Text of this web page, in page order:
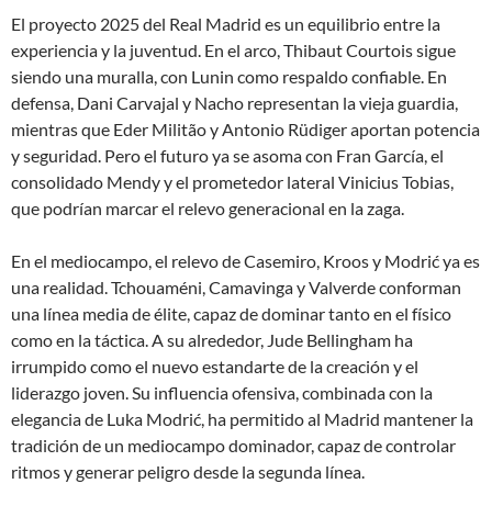
El proyecto 2025 del Real Madrid es un equilibrio entre la
experiencia y la juventud. En el arco, Thibaut Courtois sigue
siendo una muralla, con Lunin como respaldo confiable. En
defensa, Dani Carvajal y Nacho representan la vieja guardia,
mientras que Eder Militão y Antonio Rüdiger aportan potencia
y seguridad. Pero el futuro ya se asoma con Fran García, el
consolidado Mendy y el prometedor lateral Vinicius Tobias,
que podrían marcar el relevo generacional en la zaga.
En el mediocampo, el relevo de Casemiro, Kroos y Modrić ya es
una realidad. Tchouaméni, Camavinga y Valverde conforman
una línea media de élite, capaz de dominar tanto en el físico
como en la táctica. A su alrededor, Jude Bellingham ha
irrumpido como el nuevo estandarte de la creación y el
liderazgo joven. Su influencia ofensiva, combinada con la
elegancia de Luka Modrić, ha permitido al Madrid mantener la
tradición de un mediocampo dominador, capaz de controlar
ritmos y generar peligro desde la segunda línea.